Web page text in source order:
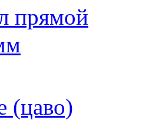
прямой
(цаво)